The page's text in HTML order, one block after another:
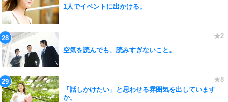
1人でイベントに出かける。
空気を読んでも、読みすぎないこと。
「話しかけたい」と思わせる雰囲気を出しています
か。